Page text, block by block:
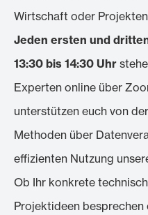
Wirtschaft oder
Jeden ersten und
13:30 bis 14:30 Uhr
Experten online über
unterstützen euch von
Methoden über
effizienten Nutzung
Ob Ihr konkrete
Projektideen